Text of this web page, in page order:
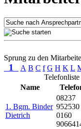
Sprung zu den
1 A B C f G H K L
Name
1. Bgm. Binder
Dietrich
08237
952530
0160